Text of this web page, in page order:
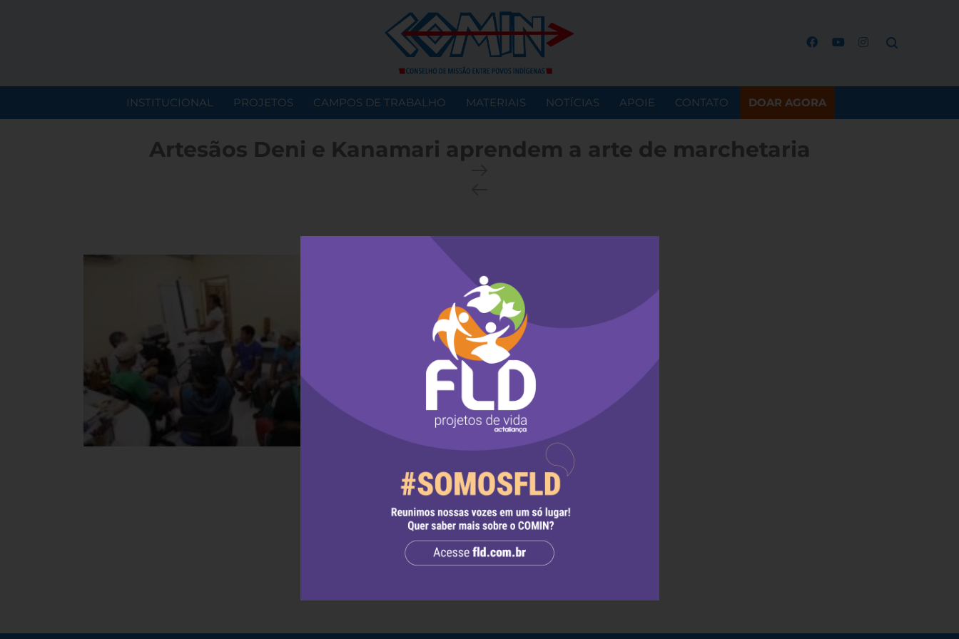
INSTITUCIONAL PROJETOS CAMPOS DE TRABALHO MATERIAIS NOTÍCIAS APOIE CONTATO DOAR AGORA
Artesãos Deni e Kanamari aprendem a arte de marchetaria